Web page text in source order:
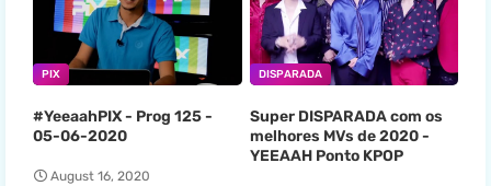
PIX
#YeeaahPIX - Prog 125 -
05-06-2020
August 16, 2020
DISPARADA
Super DISPARADA com os
melhores MVs de 2020 -
YEEAAH Ponto KPOP